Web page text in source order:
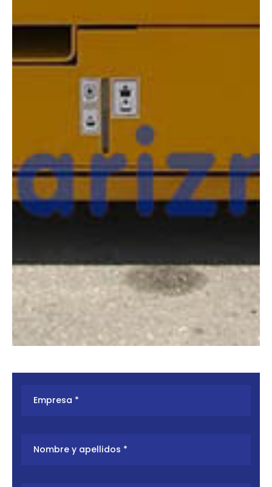
¿Te interesa
esta máquina?
Rellena este formulario y recibiremos tu solicitud
sobre esta máquina para ponernos en contacto
directo contigo.
Haulotte Compact 10